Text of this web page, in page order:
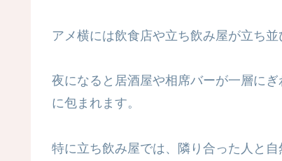
アメ横には飲食店や立ち飲み屋が立ち
夜になると居酒屋や相席バーが一層に
に包まれます。
特に立ち飲み屋では、隣り合った人と